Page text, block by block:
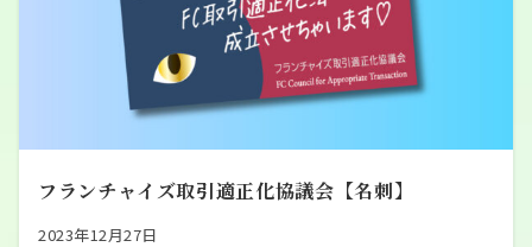
フランチャイズ取引適正化協議会【名刺】
2023年12月27日